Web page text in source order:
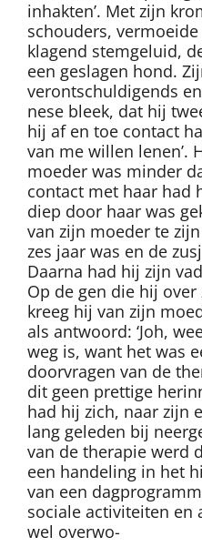
inhakten’. Met zijn
schouders,
klagend stemgeluid,
een geslagen hond.
verontschuldigends
nese bleek, dat hij
hij af en toe contact
van me willen lenen’.
moeder was minder
contact met haar had
diep door haar was
van zijn moeder te
zes jaar was en de
Daarna had hij zijn
Op de gen die hij
kreeg hij van zijn
als antwoord: ‘Joh,
weg is, want het was
doorvragen van de
dit geen prettige
had hij zich, naar zijn
lang geleden bij
van de therapie werd
een handeling in het
van een
sociale activiteiten en
wel overwo-